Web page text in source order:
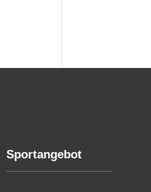
Sportangebot